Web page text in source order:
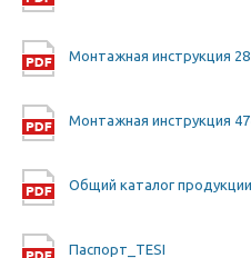
Монтажная инструкция
Монтажная инструкция
Общий каталог продукции
Паспорт_TESI